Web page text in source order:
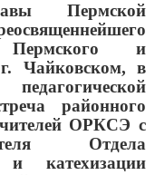
Пермской
Пермского и
Чайковском, в
районного
ОРКСЭ с
Отдела
и катехизации